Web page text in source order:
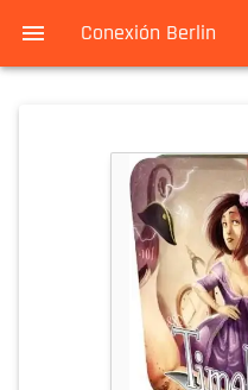
Conexión Berlin